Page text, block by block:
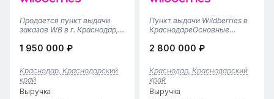
Продается пункт выдачи
заказов WB в г. Краснодар,
Площадь помещения — 53
зоной выдачи и складским
пространством.• Пункт
работает с 2024 года,
финансовая ст...
1 950 000 ₽
Краснодар, Краснодарский
край
Выручка
Пункт выдачи Wildberries в
КраснодареОсновные
расположение в Краснодаре
разных районов города. • ⏳
Пункт работает уже 2 года,
что гарантирует надежнос...
2 800 000 ₽
Краснодар, Краснодарский
край
Выручка